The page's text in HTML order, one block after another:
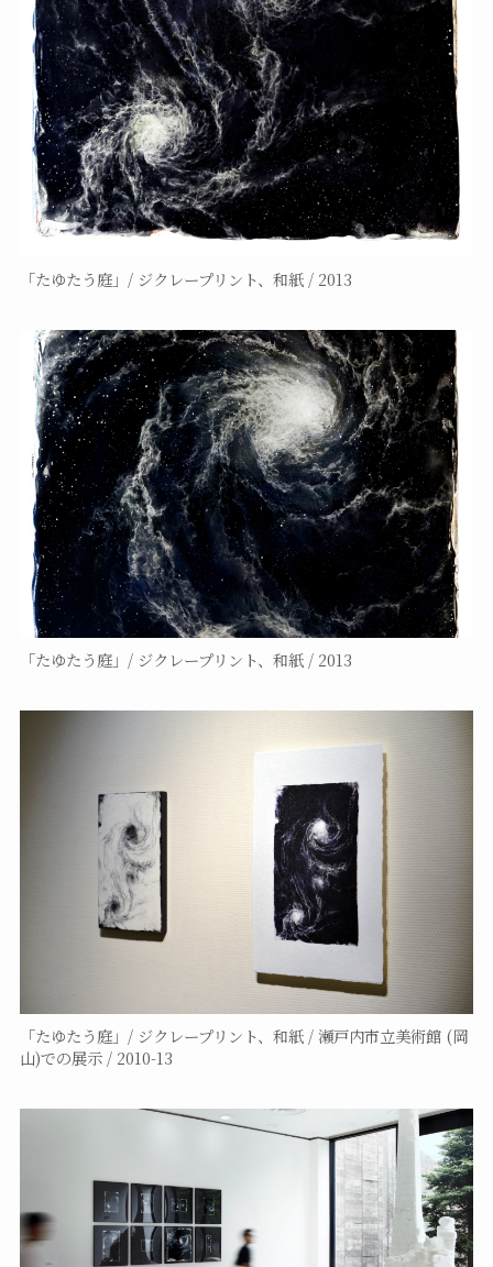
「たゆたう庭」/ ジクレープリント、和紙 / 2013
「たゆたう庭」/ ジクレープリント、和紙 / 2013
「たゆたう庭」/ ジクレープリント、和紙 / 瀬戸内市立美術館 (岡
山)での展示 / 2010-13